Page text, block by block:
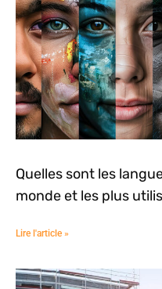
Quelles sont les
monde et les plus
Lire l'article »